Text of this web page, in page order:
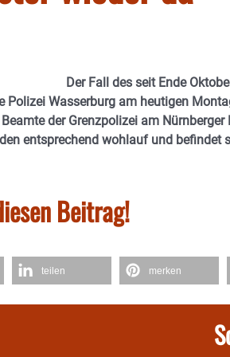
Der Fall des seit Ende
Polizei Wasserburg am heutigen
der Grenzpolizei am
entsprechend wohlauf und
Beitrag!
teilen merken